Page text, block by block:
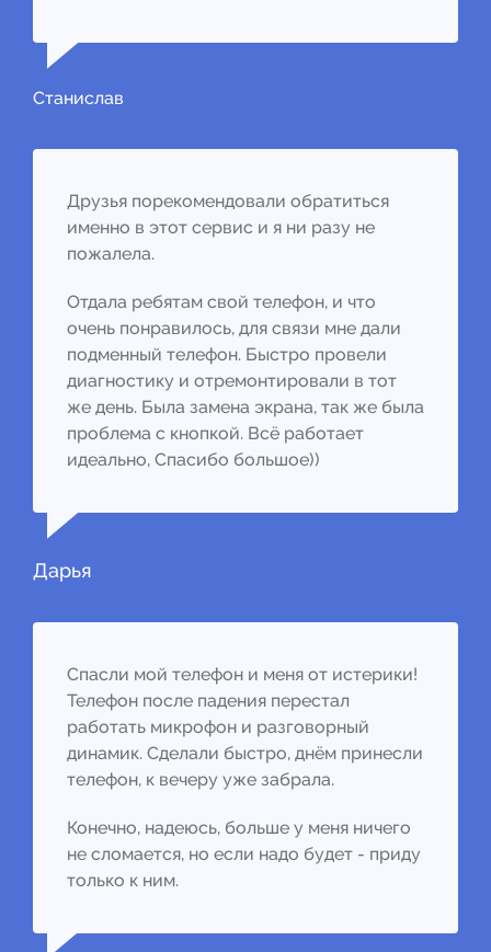
Станислав
Друзья порекомендовали обратиться
именно в этот сервис и я ни разу не
пожалела.
Отдала ребятам свой телефон, и что
очень понравилось, для связи мне дали
подменный телефон. Быстро провели
диагностику и отремонтировали в тот
же день. Была замена экрана, так же была
проблема с кнопкой. Всё работает
идеально, Спасибо большое))
Дарья
Спасли мой телефон и меня от истерики!
Телефон после падения перестал
работать микрофон и разговорный
динамик. Сделали быстро, днём принесли
телефон, к вечеру уже забрала.
Конечно, надеюсь, больше у меня ничего
не сломается, но если надо будет - приду
только к ним.